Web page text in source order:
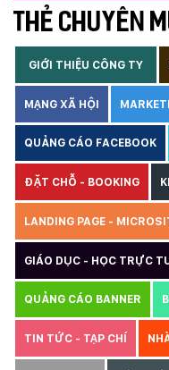
THẺ CHUYÊN
GIỚI THIỆU CÔNG TY
MẠNG XÃ HỘI
QUẢNG CÁO FACEBOOK
ĐẶT CHỖ - BOOKING
LANDING PAGE -
GIÁO DỤC - HỌC TRỰC
QUẢNG CÁO BANNER
TIN TỨC - TẠP CHÍ